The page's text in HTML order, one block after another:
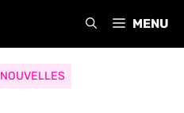
MENU
NOUVELLES